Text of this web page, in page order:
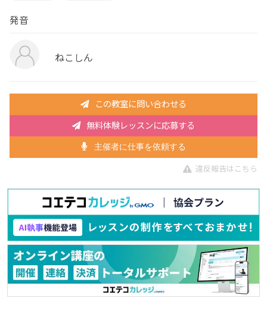
発音
ねこしん
この教室に問い合わせる
無料体験レッスンに応募する
主催者に仕事を依頼する
違反報告はこちら